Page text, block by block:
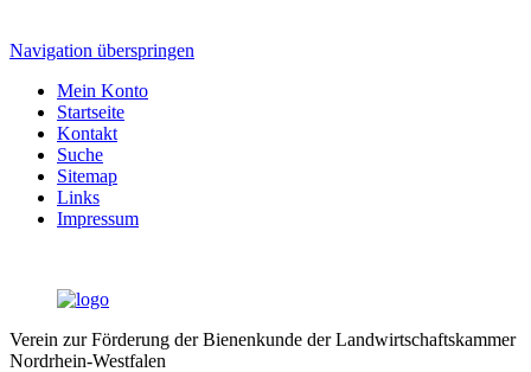
Navigation überspringen
Mein Konto
Startseite
Kontakt
Suche
Sitemap
Links
Impressum
Verein zur Förderung der Bienenkunde der Landwirtschaftskammer
Nordrhein-Westfalen